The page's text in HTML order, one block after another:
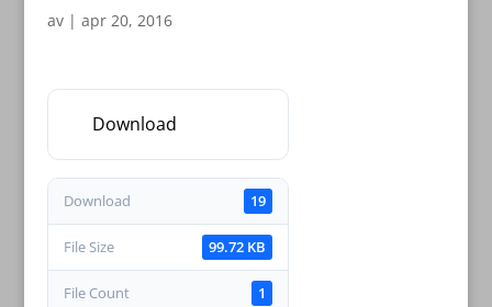
av | apr 20, 2016
Download
Download 19
File Size 99.72 KB
File Count 1